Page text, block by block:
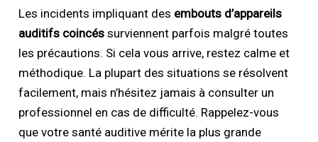
Les incidents impliquant des embouts d’appareils
auditifs coincés surviennent parfois malgré toutes
les précautions. Si cela vous arrive, restez calme et
méthodique. La plupart des situations se résolvent
facilement, mais n’hésitez jamais à consulter un
professionnel en cas de difficulté. Rappelez-vous
que votre santé auditive mérite la plus grande